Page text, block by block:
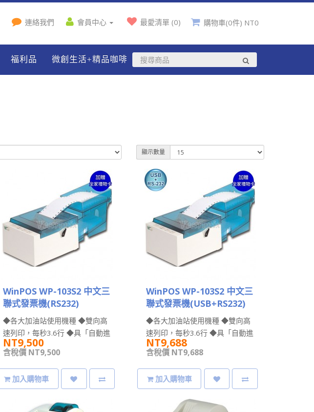
連絡我們 會員中心 最愛清單 (0) 購物車(0件) NT0
福利品 微創生活+精品咖啡
顯示數量
WinPOS WP-103S2 中文三
聯式發票機(RS232)
◆各大加油站使用機種 ◆雙向高
速列印，每秒3.6行 ◆具「自動進
紙及對位」功能 ◆資料緩衝容..
NT9,500
含稅價 NT9,500
加入購物車
WinPOS WP-103S2 中文三
聯式發票機(USB+RS232)
◆各大加油站使用機種 ◆雙向高
速列印，每秒3.6行 ◆具「自動進
紙及對位」功能 ◆資料緩衝容..
NT9,688
含稅價 NT9,688
加入購物車